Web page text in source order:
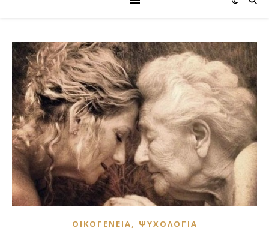
ΟΙΚΟΓΈΝΕΙΑ, ΨΥΧΟΛΟΓΊΑ